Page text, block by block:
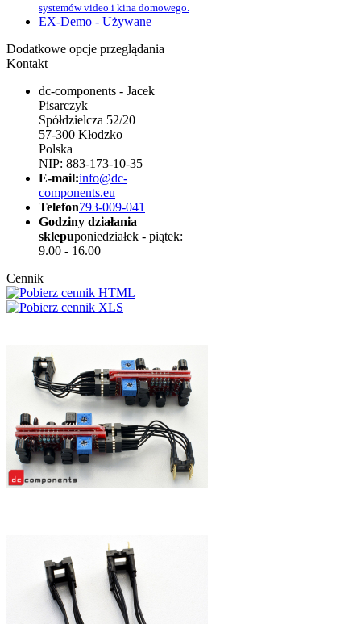
systemów video i kina domowego.
EX-Demo - Używane
Dodatkowe opcje przeglądania
Kontakt
dc-components - Jacek
Pisarczyk
Spółdzielcza 52/20
57-300 Kłodzko
Polska
NIP: 883-173-10-35
E-mail:info@dc-
components.eu
Telefon793-009-041
Godziny działania
sklepuponiedziałek - piątek:
9.00 - 16.00
Cennik